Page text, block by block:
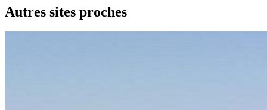
Autres sites proches